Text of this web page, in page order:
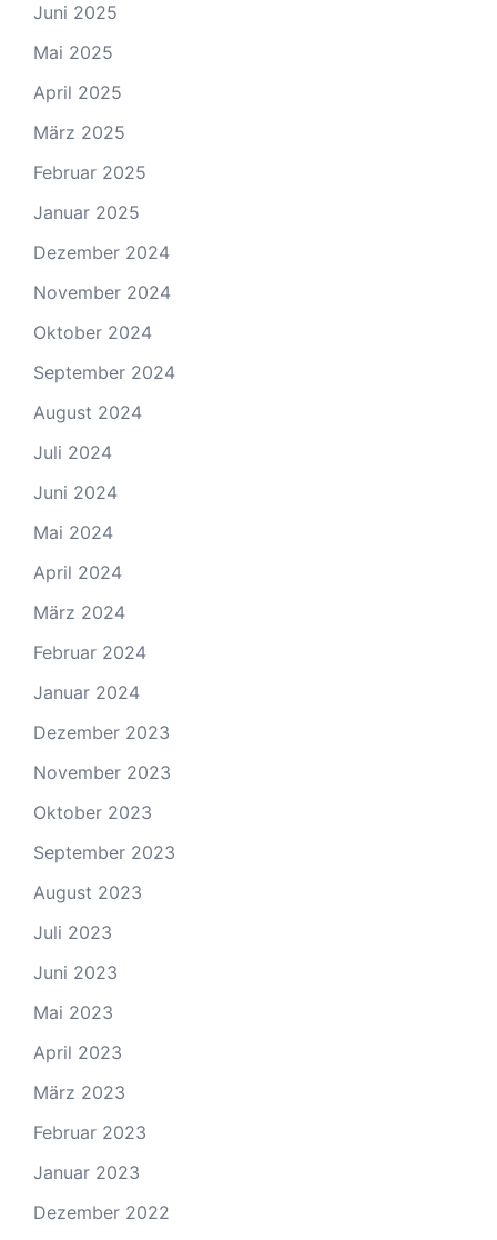
Juni 2025
Mai 2025
April 2025
März 2025
Februar 2025
Januar 2025
Dezember 2024
November 2024
Oktober 2024
September 2024
August 2024
Juli 2024
Juni 2024
Mai 2024
April 2024
März 2024
Februar 2024
Januar 2024
Dezember 2023
November 2023
Oktober 2023
September 2023
August 2023
Juli 2023
Juni 2023
Mai 2023
April 2023
März 2023
Februar 2023
Januar 2023
Dezember 2022